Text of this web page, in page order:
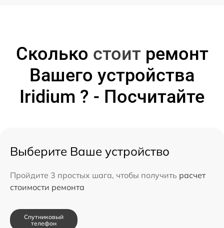
Сколько стоитремонт
Вашего устройства
Iridium ? - Посчитайте
Выберите Ваше устройство
Пройдите 3 простых шага, чтобы получить расчет
стоимости ремонта
Спутниковый
телефон